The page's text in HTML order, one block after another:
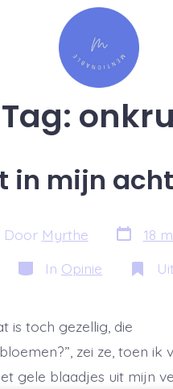
Tag:
in mijn
Door Myrthe
18
Categorieën
In Opinie
is toch gezellig, die
zei ze, toen ik
gele blaadjes uit mijn